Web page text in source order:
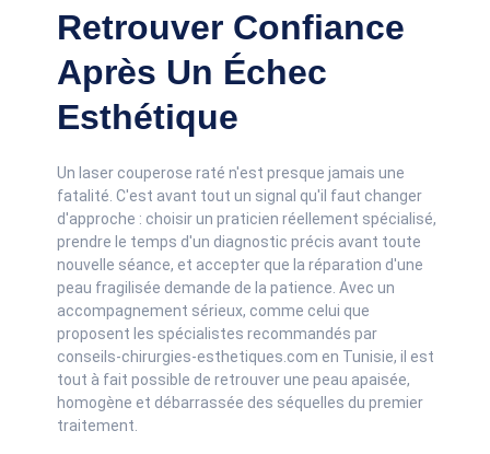
Retrouver Confiance
Après Un Échec
Esthétique
Un laser couperose raté n'est presque jamais une
fatalité. C'est avant tout un signal qu'il faut changer
d'approche : choisir un praticien réellement spécialisé,
prendre le temps d'un diagnostic précis avant toute
nouvelle séance, et accepter que la réparation d'une
peau fragilisée demande de la patience. Avec un
accompagnement sérieux, comme celui que
proposent les spécialistes recommandés par
conseils-chirurgies-esthetiques.com en Tunisie, il est
tout à fait possible de retrouver une peau apaisée,
homogène et débarrassée des séquelles du premier
traitement.